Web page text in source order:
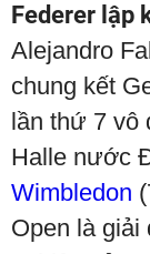
Federer lập
Alejandro
chung kết
lần thứ 7 vô
Halle nước
Wimbledon
Open là giải